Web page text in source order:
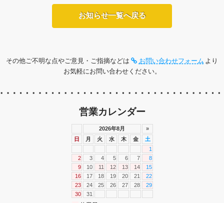
お知らせ一覧へ戻る
その他ご不明な点やご意見・ご指摘などは お問い合わせフォーム より
お気軽にお問い合わせください。
営業カレンダー